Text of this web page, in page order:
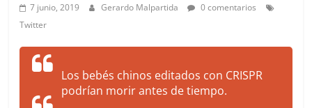
7 junio, 2019 Gerardo Malpartida
0 comentarios
Twitter
Los bebés chinos editados con CRISPR
podrían morir antes de tiempo.